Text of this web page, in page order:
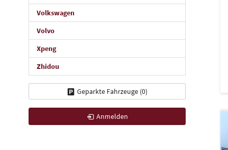
Volkswagen
Volvo
Xpeng
Zhidou
Geparkte Fahrzeuge (0)
Anmelden